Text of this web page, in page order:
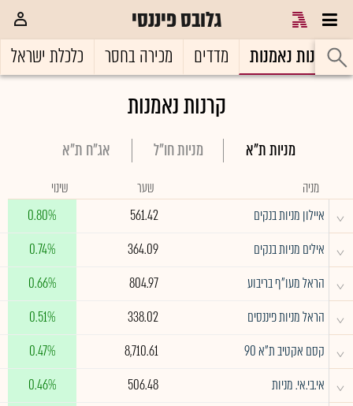
גלובס פיננסי
קרנות נאמנות מדדים מכירה בחסר כלכלת ישראל
קרנות נאמנות
מניות ת"א מניות חו"ל אג"ח ת"א
מניה שער שינוי
^ איילון מניות בנקים 561.42
0.80%
^ אילים מניות בנקים 364.09
0.74%
^ הראל מעו"ף בריבוע 804.97
0.66%
^ הראל מניות פיננסים 338.02
0.51%
^ קסם אקטיב ת"א 90 8,710.61
0.47%
^ אי.בי.אי. מניות 506.48
0.46%